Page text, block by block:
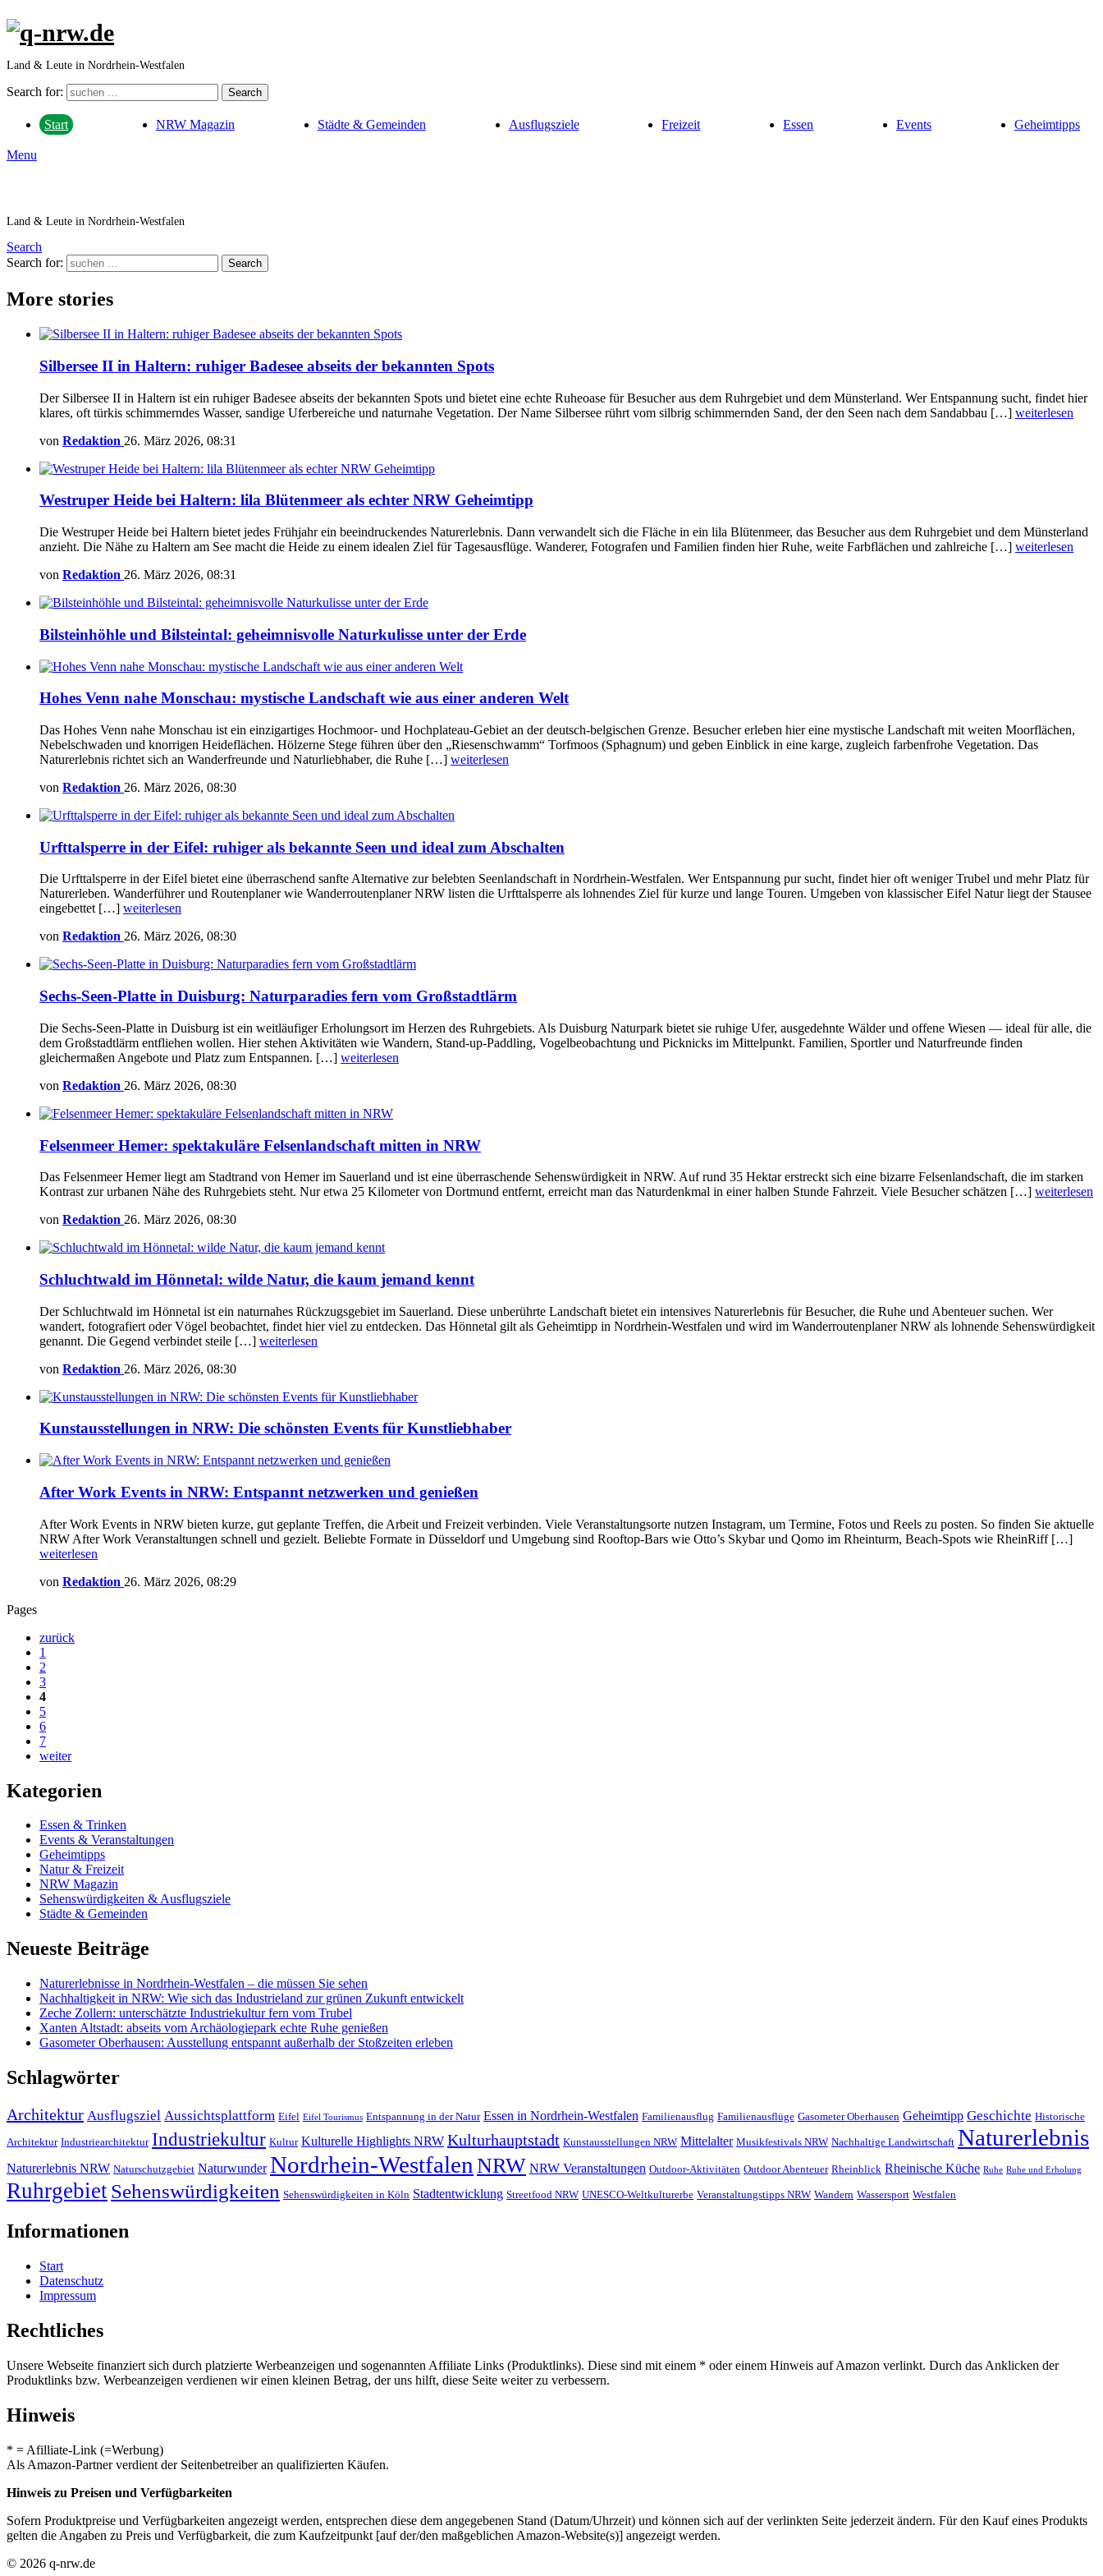
Land & Leute in Nordrhein-Westfalen
Search for: Search
Start NRW Magazin Städte & Gemeinden Ausflugsziele Freizeit Essen Events Geheimtipps
Menu
Land & Leute in Nordrhein-Westfalen
Search
Search for:
Search
More stories
Silbersee II in Haltern: ruhiger Badesee abseits der bekannten Spots
Der Silbersee II in Haltern ist ein ruhiger Badesee abseits der bekannten Spots und bietet eine echte Ruheoase für Besucher aus dem Ruhrgebiet und dem Münsterland. Wer Entspannung sucht, findet hier
klares, oft türkis schimmerndes Wasser, sandige Uferbereiche und naturnahe Vegetation. Der Name Silbersee rührt vom silbrig schimmernden Sand, der den Seen nach dem Sandabbau […] weiterlesen
von Redaktion 26. März 2026, 08:31
Westruper Heide bei Haltern: lila Blütenmeer als echter NRW Geheimtipp
Die Westruper Heide bei Haltern bietet jedes Frühjahr ein beeindruckendes Naturerlebnis. Dann verwandelt sich die Fläche in ein lila Blütenmeer, das Besucher aus dem Ruhrgebiet und dem Münsterland
anzieht. Die Nähe zu Haltern am See macht die Heide zu einem idealen Ziel für Tagesausflüge. Wanderer, Fotografen und Familien finden hier Ruhe, weite Farbflächen und zahlreiche […] weiterlesen
von Redaktion 26. März 2026, 08:31
Bilsteinhöhle und Bilsteintal: geheimnisvolle Naturkulisse unter der Erde
Hohes Venn nahe Monschau: mystische Landschaft wie aus einer anderen Welt
Das Hohes Venn nahe Monschau ist ein einzigartiges Hochmoor- und Hochplateau-Gebiet an der deutsch-belgischen Grenze. Besucher erleben hier eine mystische Landschaft mit weiten Moorflächen,
Nebelschwaden und knorrigen Heideflächen. Hölzerne Stege führen über den „Riesenschwamm“ Torfmoos (Sphagnum) und geben Einblick in eine karge, zugleich farbenfrohe Vegetation. Das
Naturerlebnis richtet sich an Wanderfreunde und Naturliebhaber, die Ruhe […] weiterlesen
von Redaktion 26. März 2026, 08:30
Urfttalsperre in der Eifel: ruhiger als bekannte Seen und ideal zum Abschalten
Die Urfttalsperre in der Eifel bietet eine überraschend sanfte Alternative zur belebten Seenlandschaft in Nordrhein-Westfalen. Wer Entspannung pur sucht, findet hier oft weniger Trubel und mehr Platz für
Naturerleben. Wanderführer und Routenplaner wie Wanderroutenplaner NRW listen die Urfttalsperre als lohnendes Ziel für kurze und lange Touren. Umgeben von klassischer Eifel Natur liegt der Stausee
eingebettet […] weiterlesen
von Redaktion 26. März 2026, 08:30
Sechs-Seen-Platte in Duisburg: Naturparadies fern vom Großstadtlärm
Die Sechs-Seen-Platte in Duisburg ist ein weitläufiger Erholungsort im Herzen des Ruhrgebiets. Als Duisburg Naturpark bietet sie ruhige Ufer, ausgedehnte Wälder und offene Wiesen — ideal für alle, die
dem Großstadtlärm entfliehen wollen. Hier stehen Aktivitäten wie Wandern, Stand-up-Paddling, Vogelbeobachtung und Picknicks im Mittelpunkt. Familien, Sportler und Naturfreunde finden
gleichermaßen Angebote und Platz zum Entspannen. […] weiterlesen
von Redaktion 26. März 2026, 08:30
Felsenmeer Hemer: spektakuläre Felsenlandschaft mitten in NRW
Das Felsenmeer Hemer liegt am Stadtrand von Hemer im Sauerland und ist eine überraschende Sehenswürdigkeit in NRW. Auf rund 35 Hektar erstreckt sich eine bizarre Felsenlandschaft, die im starken
Kontrast zur urbanen Nähe des Ruhrgebiets steht. Nur etwa 25 Kilometer von Dortmund entfernt, erreicht man das Naturdenkmal in einer halben Stunde Fahrzeit. Viele Besucher schätzen […] weiterlesen
von Redaktion 26. März 2026, 08:30
Schluchtwald im Hönnetal: wilde Natur, die kaum jemand kennt
Der Schluchtwald im Hönnetal ist ein naturnahes Rückzugsgebiet im Sauerland. Diese unberührte Landschaft bietet ein intensives Naturerlebnis für Besucher, die Ruhe und Abenteuer suchen. Wer
wandert, fotografiert oder Vögel beobachtet, findet hier viel zu entdecken. Das Hönnetal gilt als Geheimtipp in Nordrhein-Westfalen und wird im Wanderroutenplaner NRW als lohnende Sehenswürdigkeit
genannt. Die Gegend verbindet steile […] weiterlesen
von Redaktion 26. März 2026, 08:30
Kunstausstellungen in NRW: Die schönsten Events für Kunstliebhaber
After Work Events in NRW: Entspannt netzwerken und genießen
After Work Events in NRW bieten kurze, gut geplante Treffen, die Arbeit und Freizeit verbinden. Viele Veranstaltungsorte nutzen Instagram, um Termine, Fotos und Reels zu posten. So finden Sie aktuelle
NRW After Work Veranstaltungen schnell und gezielt. Beliebte Formate in Düsseldorf und Umgebung sind Rooftop-Bars wie Otto’s Skybar und Qomo im Rheinturm, Beach-Spots wie RheinRiff […]
weiterlesen
von Redaktion 26. März 2026, 08:29
Pages
zurück
1
2
3
4
5
6
7
weiter
Kategorien
Essen & Trinken
Events & Veranstaltungen
Geheimtipps
Natur & Freizeit
NRW Magazin
Sehenswürdigkeiten & Ausflugsziele
Städte & Gemeinden
Neueste Beiträge
Naturerlebnisse in Nordrhein-Westfalen – die müssen Sie sehen
Nachhaltigkeit in NRW: Wie sich das Industrieland zur grünen Zukunft entwickelt
Zeche Zollern: unterschätzte Industriekultur fern vom Trubel
Xanten Altstadt: abseits vom Archäologiepark echte Ruhe genießen
Gasometer Oberhausen: Ausstellung entspannt außerhalb der Stoßzeiten erleben
Schlagwörter
Architektur Ausflugsziel Aussichtsplattform Eifel Eifel Tourismus Entspannung in der Natur Essen in Nordrhein-Westfalen Familienausflug Familienausflüge Gasometer Oberhausen Geheimtipp Geschichte Historische
Architektur Industriearchitektur Industriekultur Kultur Kulturelle Highlights NRW Kulturhauptstadt Kunstausstellungen NRW Mittelalter Musikfestivals NRW Nachhaltige Landwirtschaft Naturerlebnis
Naturerlebnis NRW Naturschutzgebiet Naturwunder Nordrhein-Westfalen NRW NRW Veranstaltungen Outdoor-Aktivitäten Outdoor Abenteuer Rheinblick Rheinische Küche Ruhe Ruhe und Erholung
RuhrgebietSehenswürdigkeiten Sehenswürdigkeiten in Köln Stadtentwicklung Streetfood NRW UNESCO-Weltkulturerbe Veranstaltungstipps NRW Wandern Wassersport Westfalen
Informationen
Start
Datenschutz
Impressum
Rechtliches
Unsere Webseite finanziert sich durch platzierte Werbeanzeigen und sogenannten Affiliate Links (Produktlinks). Diese sind mit einem * oder einem Hinweis auf Amazon verlinkt. Durch das Anklicken der
Produktlinks bzw. Werbeanzeigen verdienen wir einen kleinen Betrag, der uns hilft, diese Seite weiter zu verbessern.
Hinweis
* = Afilliate-Link (=Werbung)
Als Amazon-Partner verdient der Seitenbetreiber an qualifizierten Käufen.
Hinweis zu Preisen und Verfügbarkeiten
Sofern Produktpreise und Verfügbarkeiten angezeigt werden, entsprechen diese dem angegebenen Stand (Datum/Uhrzeit) und können sich auf der verlinkten Seite jederzeit ändern. Für den Kauf eines Produkts
gelten die Angaben zu Preis und Verfügbarkeit, die zum Kaufzeitpunkt [auf der/den maßgeblichen Amazon-Website(s)] angezeigt werden.
© 2026 q-nrw.de